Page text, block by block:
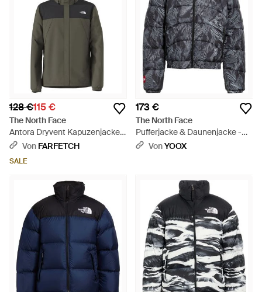
128 €115 €
The North Face
Antora Dryvent Kapuzenjacke -
Schwarz
Von FARFETCH
SALE
173 €
The North Face
Pufferjacke & Daunenjacke -
GrauVonYOOX